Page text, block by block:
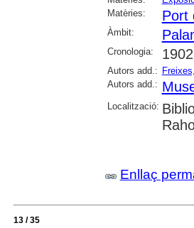
Matèries:
Port
Àmbit:
Cronologia:
Autors add.:
Autors add.:
Localització:
Enllaç
13 / 35